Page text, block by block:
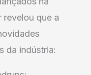
revelou que a
da indústria: